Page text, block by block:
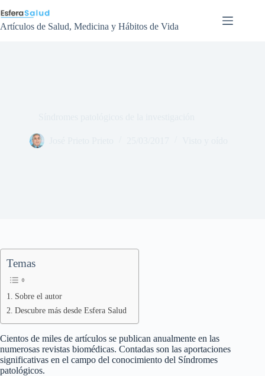
al
contenido
Artículos de Salud, Medicina y Hábitos de Vida
Temas
Sobre el autor
Descubre más desde Esfera Salud
Cientos de miles de artículos se publican anualmente en las
numerosas revistas biomédicas. Contadas son las aportaciones
significativas en el campo del conocimiento del Síndromes
patológicos.